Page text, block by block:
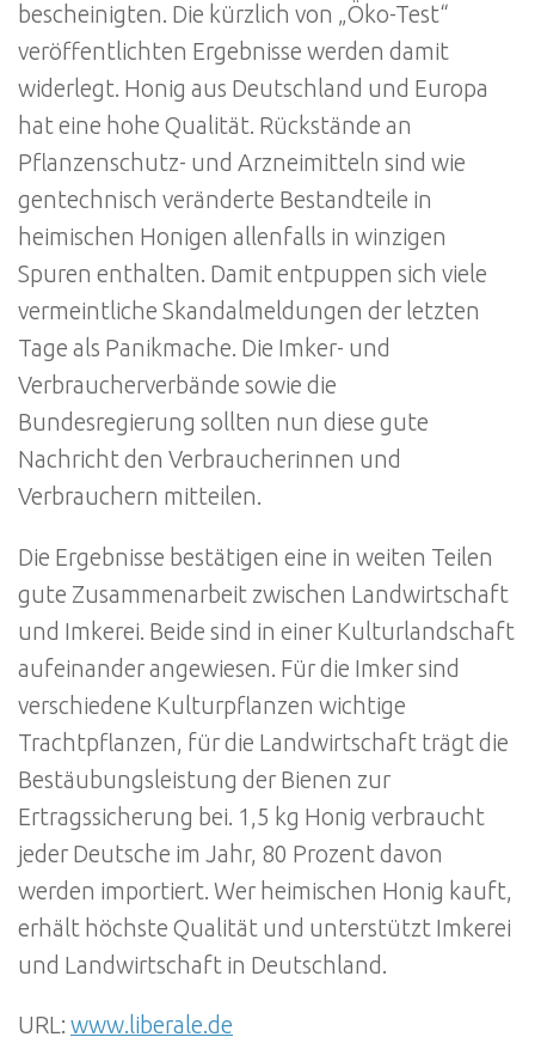
bescheinigten. Die kürzlich von „Öko-Test“
veröffentlichten Ergebnisse werden damit
widerlegt. Honig aus Deutschland und Europa
hat eine hohe Qualität. Rückstände an
Pflanzenschutz- und Arzneimitteln sind wie
gentechnisch veränderte Bestandteile in
heimischen Honigen allenfalls in winzigen
Spuren enthalten. Damit entpuppen sich viele
vermeintliche Skandalmeldungen der letzten
Tage als Panikmache. Die Imker- und
Verbraucherverbände sowie die
Bundesregierung sollten nun diese gute
Nachricht den Verbraucherinnen und
Verbrauchern mitteilen.
Die Ergebnisse bestätigen eine in weiten Teilen
gute Zusammenarbeit zwischen Landwirtschaft
und Imkerei. Beide sind in einer Kulturlandschaft
aufeinander angewiesen. Für die Imker sind
verschiedene Kulturpflanzen wichtige
Trachtpflanzen, für die Landwirtschaft trägt die
Bestäubungsleistung der Bienen zur
Ertragssicherung bei. 1,5 kg Honig verbraucht
jeder Deutsche im Jahr, 80 Prozent davon
werden importiert. Wer heimischen Honig kauft,
erhält höchste Qualität und unterstützt Imkerei
und Landwirtschaft in Deutschland.
URL: www.liberale.de